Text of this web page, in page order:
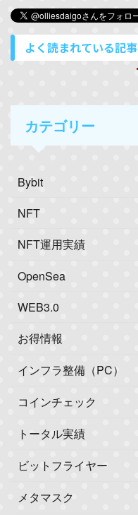
よく読まれている記事
カテゴリー
Bybit
NFT
NFT運用実績
OpenSea
WEB3.0
お得情報
インフラ整備（PC）
コインチェック
トータル実績
ビットフライヤー
メタマスク